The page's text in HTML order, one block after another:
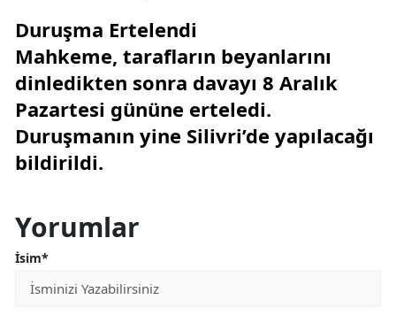
Duruşma Ertelendi
Mahkeme, tarafların beyanlarını
dinledikten sonra davayı 8 Aralık
Pazartesi gününe erteledi.
Duruşmanın yine Silivri’de yapılacağı
bildirildi.
Yorumlar
İsim*